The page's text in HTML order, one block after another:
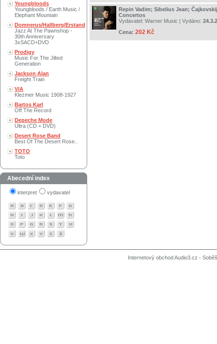
Youngbloods
Youngbloods / Earth Music /
Elephant Mountain
Domnerus/Hallberg/Erstand
Jazz At The Pawnshop -
30th Anniversary
3xSACD+DVD
Prodigy
Music For The Jilted
Generation
Jackson Alan
Freight Train
V/A
Klezmer Music 1908-1927
Bartos Karl
Off The Record
Depeche Mode
Ultra (CD + DVD)
Desert Rose Band
Best Of The Desert Rose..
TOTO
Toto
Abecední index
interpret vydavatel
Repin Vadim; Sibelius Jean;
Concertos
Vydavatel: Warner Music | Vydáno:
Cena: 202 Kč
Internetový obchod Audio3.cz -